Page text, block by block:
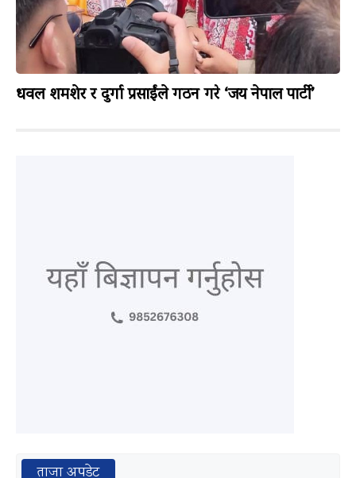
धवल शमशेर र दुर्गा प्रसाईंले गठन गरे ‘जय नेपाल पार्टी’
ताजा अपडेट